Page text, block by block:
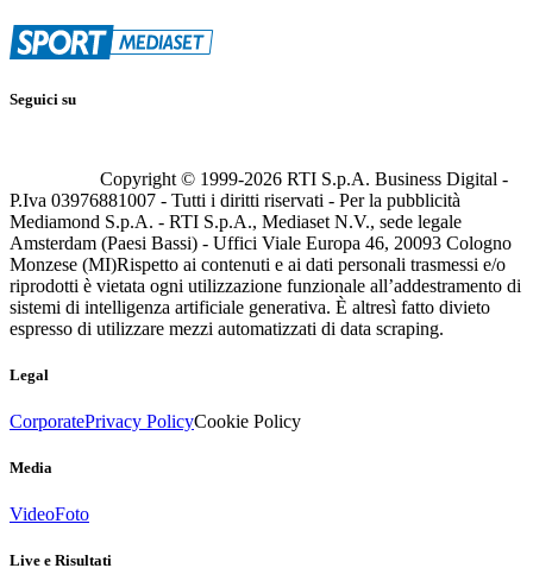
Seguici su
Copyright © 1999-2026 RTI S.p.A. Business Digital -
P.Iva 03976881007 - Tutti i diritti riservati - Per la pubblicità
Mediamond S.p.A. - RTI S.p.A., Mediaset N.V., sede legale
Amsterdam (Paesi Bassi) - Uffici Viale Europa 46, 20093 Cologno
Monzese (MI)Rispetto ai contenuti e ai dati personali trasmessi e/o
riprodotti è vietata ogni utilizzazione funzionale all’addestramento di
sistemi di intelligenza artificiale generativa. È altresì fatto divieto
espresso di utilizzare mezzi automatizzati di data scraping.
Legal
CorporatePrivacy PolicyCookie Policy
Media
VideoFoto
Live e Risultati